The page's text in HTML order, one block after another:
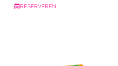
RESERVEREN